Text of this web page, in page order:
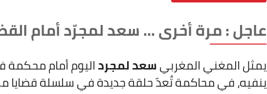
عاجل : مرة أخرى ... سعد لمجرّد أمام
يمثل المغني المغربيسعد لمجرداليوم أمام محكمة
ينفيه، في محاكمة تُعدّ حلقة جديدة في سلسلة قضايا